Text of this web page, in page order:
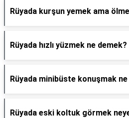
Rüyada kurşun yemek ama
Rüyada hızlı yüzmek ne demek?
Rüyada minibüste konuşmak
Rüyada eski koltuk görmek